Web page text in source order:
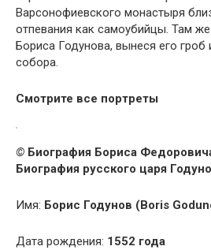
Варсонофиевского монастыря
отпевания как самоубийцы. Там
Бориса Годунова, вынеся его гроб
собора.
Смотрите все портреты
© Биография Бориса
Биография русского царя
Имя: Борис Годунов (Boris
Дата рождения: 1552 года